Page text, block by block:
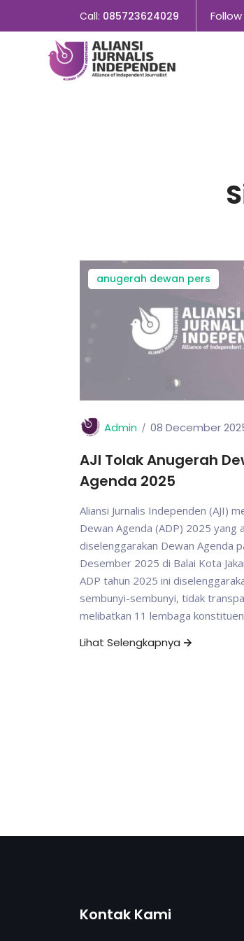
Call: 085723624029 Follow
anugerah dewan pers
Admin 08 December
AJI Tolak Anugerah
Agenda 2025
Aliansi Jurnalis Independen (AJI)
Dewan Agenda (ADP) 2025 yang
diselenggarakan Dewan Agenda
Desember 2025 di Balai Kota
ADP tahun 2025 ini
sembunyi-sembunyi, tidak
melibatkan 11 lembaga
Lihat Selengkapnya
Kontak Kami